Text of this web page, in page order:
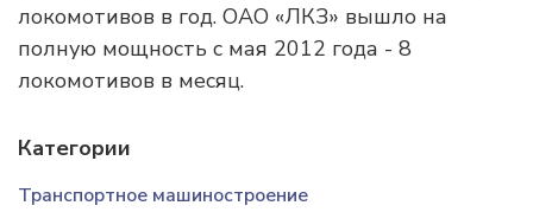
локомотивов в год. ОАО «ЛКЗ» вышло на
полную мощность с мая 2012 года - 8
локомотивов в месяц.
Категории
Транспортное машиностроение